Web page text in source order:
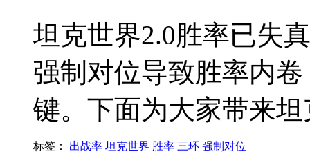
坦克世界2.0胜率已失
强制对位导致胜率内
键。下面为大家带来
标签： 出战率 坦克世界 胜率 三环 强制对位